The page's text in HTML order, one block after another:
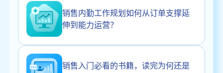
销售内勤工作规划如何从订单支撑延
伸到能力运营？
销售入门必看的书籍，读完为何还是